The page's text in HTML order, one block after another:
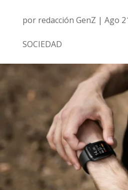
por redacción GenZ | Ago
SOCIEDAD